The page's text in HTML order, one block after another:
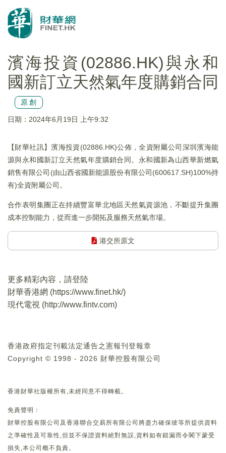
濱海投資(02886.HK)與永和
國新訂立天然氣年度購銷合同
原創
日期：2024年6月19日 上午9:32
【財華社訊】濱海投資(02886.HK)公佈，全資附屬公司深圳濱海能
源與永和國新訂立天然氣年度購銷合同。永和國新為山西華新燃氣
銷售有限公司(由山西省國新能源股份有限公司(600617.SH)100%持
有)全資附屬公司。
合作表明集團正在持續豐富華北地區天然氣資源池，不斷提升集團
成本控制能力，從而進一步開拓及服務天然氣市場。
港交所原文
更多精彩內容，請登陸
財華香港網 (https://www.finet.hk/)
現代電視 (http://www.fintv.com)
香港政府指定刊載法定通告之憲報刊登報章
Copyright © 1998 - 2026 財華控股有限公司
香港財華社版權所有,未經同意不得轉載。
免責聲明：
財華控股有限公司及香港聯合交易所有限公司將盡力確保彼等所提供資料
之準確性及可靠性,但並不保證資料絕對無誤,資料如有錯漏而令閣下蒙受
損失,本公司概不負責。